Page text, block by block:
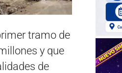
tramo de
y que
de